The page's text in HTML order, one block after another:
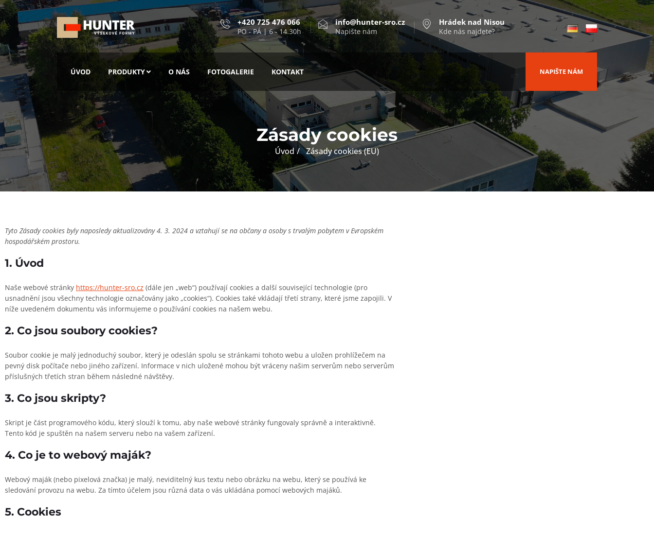
+420 725 476 066
PO - PÁ | 6 - 14.30h
info@hunter-sro.cz
Napište nám
Hrádek nad Nisou
Kde nás najdete?
ÚVOD PRODUKTY O NÁS FOTOGALERIE KONTAKT NAPIŠTE NÁM
Zásady cookies
Úvod Zásady cookies (EU)
Tyto Zásady cookies byly naposledy aktualizovány 4. 3. 2024 a vztahují se na občany a osoby s trvalým pobytem v Evropském
hospodářském prostoru.
1. Úvod
Naše webové stránky https://hunter-sro.cz (dále jen „web“) používají cookies a další související technologie (pro
usnadnění jsou všechny technologie označovány jako „cookies“). Cookies také vkládají třetí strany, které jsme zapojili. V
níže uvedeném dokumentu vás informujeme o používání cookies na našem webu.
2. Co jsou soubory cookies?
Soubor cookie je malý jednoduchý soubor, který je odeslán spolu se stránkami tohoto webu a uložen prohlížečem na
pevný disk počítače nebo jiného zařízení. Informace v nich uložené mohou být vráceny našim serverům nebo serverům
příslušných třetích stran během následné návštěvy.
3. Co jsou skripty?
Skript je část programového kódu, který slouží k tomu, aby naše webové stránky fungovaly správně a interaktivně.
Tento kód je spuštěn na našem serveru nebo na vašem zařízení.
4. Co je to webový maják?
Webový maják (nebo pixelová značka) je malý, neviditelný kus textu nebo obrázku na webu, který se používá ke
sledování provozu na webu. Za tímto účelem jsou různá data o vás ukládána pomocí webových majáků.
5. Cookies